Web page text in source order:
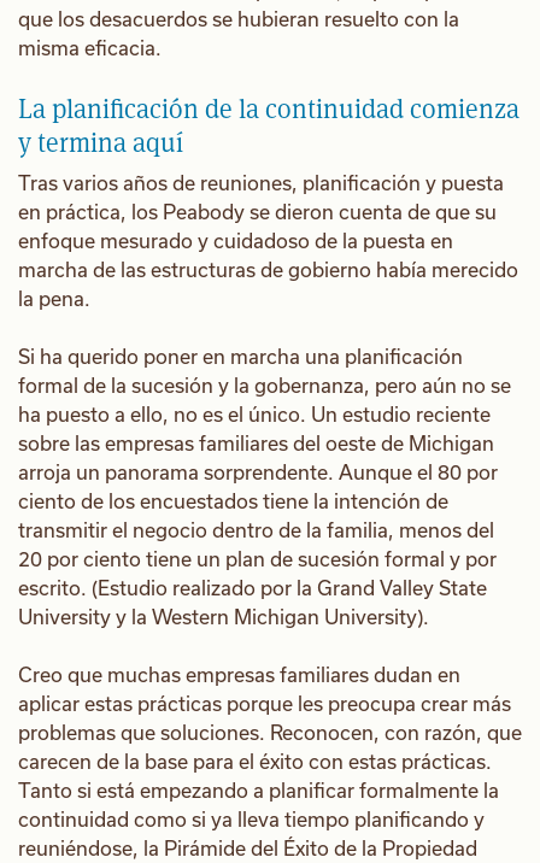
que los desacuerdos se hubieran resuelto con la
misma eficacia.
La planificación de la continuidad comienza
y termina aquí
Tras varios años de reuniones, planificación y puesta
en práctica, los Peabody se dieron cuenta de que su
enfoque mesurado y cuidadoso de la puesta en
marcha de las estructuras de gobierno había merecido
la pena.
Si ha querido poner en marcha una planificación
formal de la sucesión y la gobernanza, pero aún no se
ha puesto a ello, no es el único. Un estudio reciente
sobre las empresas familiares del oeste de Michigan
arroja un panorama sorprendente. Aunque el 80 por
ciento de los encuestados tiene la intención de
transmitir el negocio dentro de la familia, menos del
20 por ciento tiene un plan de sucesión formal y por
escrito. (Estudio realizado por la Grand Valley State
University y la Western Michigan University).
Creo que muchas empresas familiares dudan en
aplicar estas prácticas porque les preocupa crear más
problemas que soluciones. Reconocen, con razón, que
carecen de la base para el éxito con estas prácticas.
Tanto si está empezando a planificar formalmente la
continuidad como si ya lleva tiempo planificando y
reuniéndose, la Pirámide del Éxito de la Propiedad